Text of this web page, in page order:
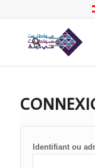
Identifiant ou